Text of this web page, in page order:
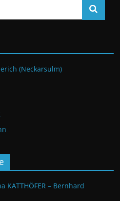
(Neckarsulm)
KATTHÖFER – Bernhard